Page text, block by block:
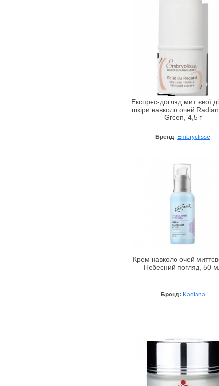
Експрес-догляд миттєвої
шкіри навколо очей
Green, 4,5 г
Бренд: Embryolisse
Крем навколо очей
Небесний погляд, 50
Бренд: Kaetana